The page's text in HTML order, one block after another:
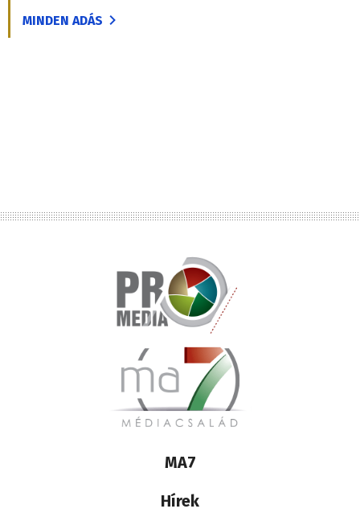
MINDEN ADÁS
Lábléc
médiacsalád
MA7
Hírek